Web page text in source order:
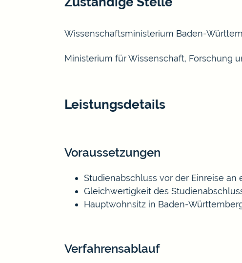
Wissenschaftsministerium Baden-
Ministerium für Wissenschaft, Forschung
Leistungsdetails
Voraussetzungen
Studienabschluss vor der Einreise
Gleichwertigkeit des
Hauptwohnsitz in Baden-
Verfahrensablauf